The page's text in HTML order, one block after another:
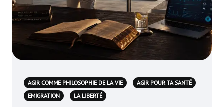
AGIR COMME PHILOSOPHIE DE LA VIE
AGIR POUR TA SANTÉ
EMIGRATION
LA LIBERTÉ